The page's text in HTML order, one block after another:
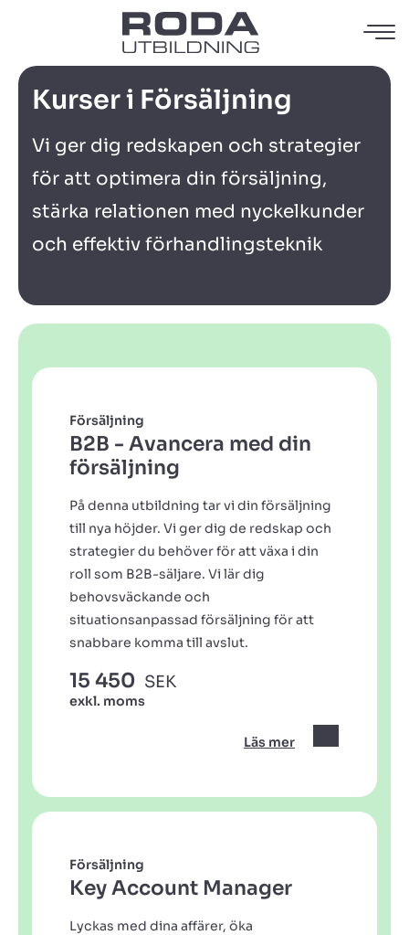
Kurser i Försäljning
Vi ger dig redskapen och strategier
för att optimera din försäljning,
stärka relationen med nyckelkunder
och effektiv förhandlingsteknik
Försäljning
B2B - Avancera med din
försäljning
På denna utbildning tar vi din försäljning
till nya höjder. Vi ger dig de redskap och
strategier du behöver för att växa i din
roll som B2B-säljare. Vi lär dig
behovsväckande och
situationsanpassad försäljning för att
snabbare komma till avslut.
15 450 SEK
exkl. moms
Läs mer
Försäljning
Key Account Manager
Lyckas med dina affärer, öka